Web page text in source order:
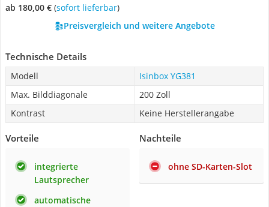
ab 180,00 € ( Sofort lieferbar)
Preisvergleich und weitere Angebote
Technische Details
Modell
Isinbox YG381
Max. Bilddiagonale
200 Zoll
Kontrast
Keine Herstellerangabe
Vorteile
integrierte
Lautsprecher
automatische
Nachteile
ohne SD-Karten-Slot